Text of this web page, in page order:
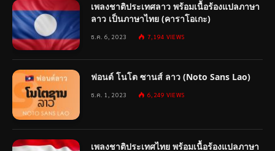
เพลงชาติประเทศลาว พร้อมเนื้อร้องแปลภาษา
ลาว เป็นภาษาไทย (คาราโอเกะ)
ธ.ค. 6, 2023 7,194 VIEWS
ฟอนต์ โนโต ซานส์ ลาว (Noto Sans Lao)
ธ.ค. 1, 2023 6,249 VIEWS
เพลงชาติประเทศไทย พร้อมเนื้อร้องแปลภาษา